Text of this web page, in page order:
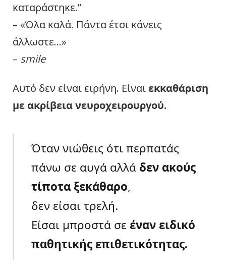
καταράστηκε.”
– «Όλα καλά. Πάντα έτσι κάνεις
άλλωστε…»
– smile
Αυτό δεν είναι ειρήνη. Είναιεκκαθάριση
με ακρίβεια νευροχειρουργού.
Όταν νιώθεις ότι περπατάς
πάνω σε αυγά αλλά δεν ακούς
τίποτα ξεκάθαρο,
δεν είσαι τρελή.
Είσαι μπροστά σε έναν ειδικό
παθητικής επιθετικότητας.